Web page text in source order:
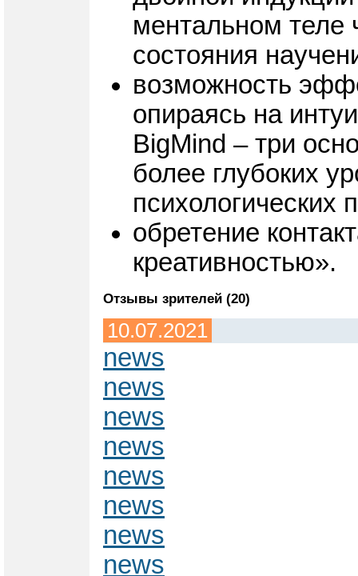
ментальном теле
состояния
возможность
опираясь на
BigMind – три
более глубоких
психологических
обретение
креативностью».
Отзывы зрителей (20)
10.07.2021
news
news
news
news
news
news
news
news